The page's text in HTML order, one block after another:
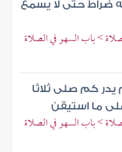
له ضراط حتى لا يسمع
> باب السهو في الصلاة
كم صلى ثلاثا
ما استيقن
> باب السهو في الصلاة